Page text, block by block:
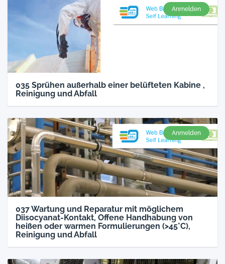
Anmelden
035 Sprühen außerhalb einer belüfteten Kabine ,
Reinigung und Abfall
Anmelden
037 Wartung und Reparatur mit möglichem
Diisocyanat-Kontakt, Offene Handhabung von
heißen oder warmen Formulierungen (>45°C),
Reinigung und Abfall